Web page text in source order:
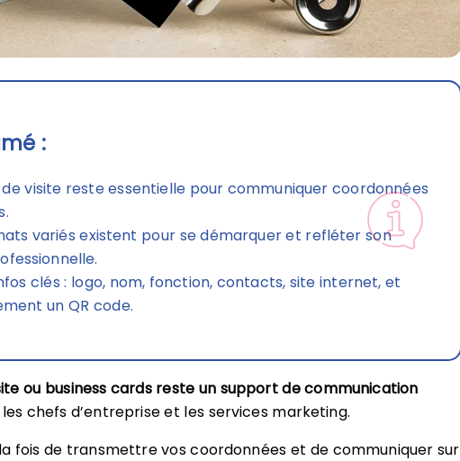
:
visite reste essentielle pour communiquer coordonnées
variés existent pour se démarquer et refléter son
clés : logo, nom, fonction, contacts, site internet, et
un QR code.
ou business cards reste un support de communication
chefs d’entreprise et les services marketing.
fois de transmettre vos coordonnées et de communiquer sur